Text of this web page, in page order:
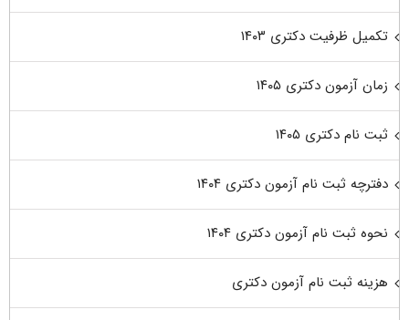
تکمیل ظرفیت دکتری ۱۴۰۳
زمان آزمون دکتری ۱۴۰۵
ثبت نام دکتری ۱۴۰۵
دفترچه ثبت نام آزمون دکتری ۱۴۰۴
نحوه ثبت نام آزمون دکتری ۱۴۰۴
هزینه ثبت نام آزمون دکتری